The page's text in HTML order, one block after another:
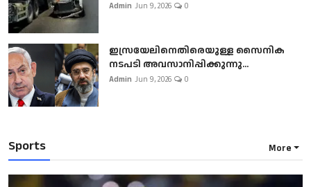
Admin Jun 9, 2026 0
ഇസ്രയേലിനെതിരെയുള്ള സൈനിക
നടപടി അവസാനിപ്പിക്കുന്നു...
Admin Jun 9, 2026 0
Sports More